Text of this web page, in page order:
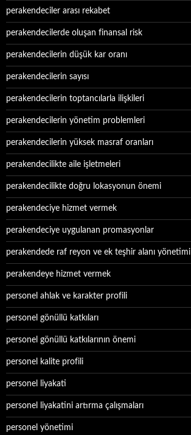
perakendeciler arası rekabet
perakendecilerde oluşan finansal risk
perakendecilerin düşük kar oranı
perakendecilerin sayısı
perakendecilerin toptancılarla ilişkileri
perakendecilerin yönetim problemleri
perakendecilerin yüksek masraf oranları
perakendecilikte aile işletmeleri
perakendecilikte doğru lokasyonun önemi
perakendeciye hizmet vermek
perakendeciye uygulanan promasyonlar
perakendede raf reyon ve ek teşhir alanı yönetimi
perakendeye hizmet vermek
personel ahlak ve karakter profili
personel gönüllü katkıları
personel gönüllü katkılarının önemi
personel kalite profili
personel liyakati
personel liyakatini artırma çalışmaları
personel yönetimi